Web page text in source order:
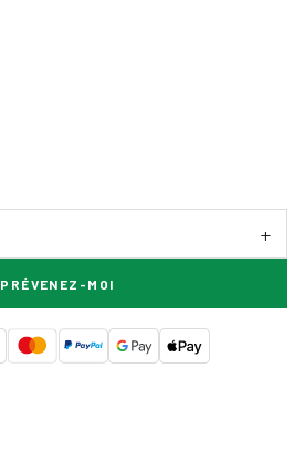
PRÉVENEZ-MOI